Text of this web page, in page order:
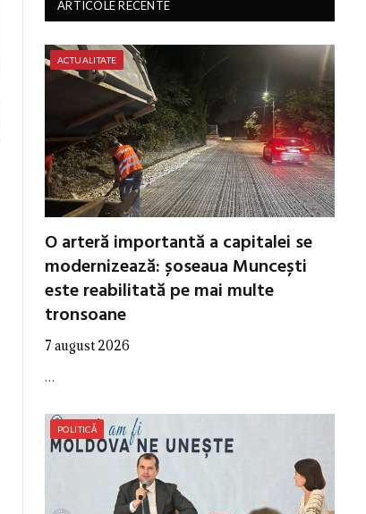
ARTICOLE RECENTE
ACTUALITATE
O arteră importantă a capitalei se
modernizează: șoseaua Muncești
este reabilitată pe mai multe
tronsoane
7 august 2026
…
POLITICĂ